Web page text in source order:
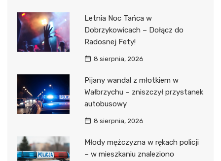
Letnia Noc Tańca w
Dobrzykowicach – Dołącz do
Radosnej Fety!
8 sierpnia, 2026
Pijany wandal z młotkiem w
Wałbrzychu – zniszczył przystanek
autobusowy
8 sierpnia, 2026
Młody mężczyzna w rękach policji
– w mieszkaniu znaleziono